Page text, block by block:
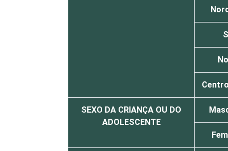
SEXO DA CRIANÇA OU DO
ADOLESCENTE